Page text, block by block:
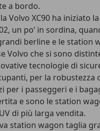
a bordo.
Volvo XC90 ha iniziato
un po’ in sordina,
berline e le station
Volvo che si sono
tecnologie di
per la robustezza
per i passeggeri e i
e sono le station
di più larga vendita.
station wagon taglia